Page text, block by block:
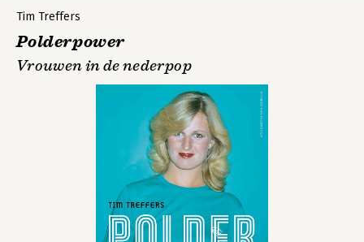
Tim Treffers
Polderpower
Vrouwen in de nederpop